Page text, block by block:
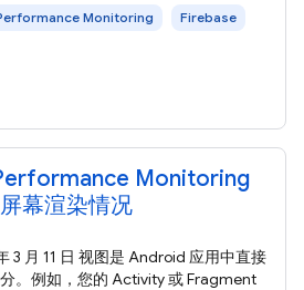
将在您的机器上创建一个名为
的文件夹： 如果您的机器上没有
Monitoring Firebase
Monitoring
幕渲染情况
3 月 11 日 视图是 Android 应用中直接
。例如，您的 Activity 或 Fragment